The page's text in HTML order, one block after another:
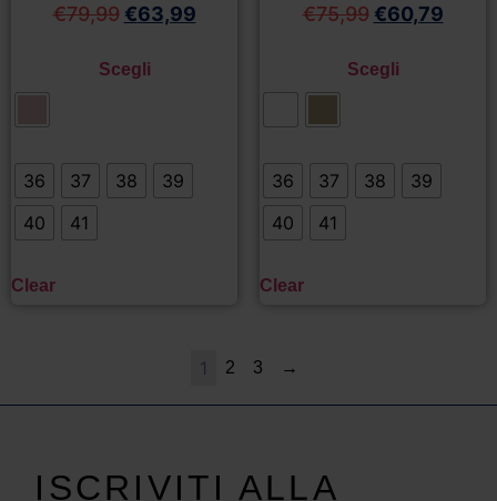
€79,99 €63,99
Scegli
36 37 38
39
40
41
Clear
€75,99 €60,79
Scegli
36 37 38
39
40
41
Clear
1 2 3 →
ISCRIVITI ALLA